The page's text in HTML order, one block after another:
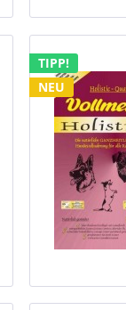
TIPP!
NEU